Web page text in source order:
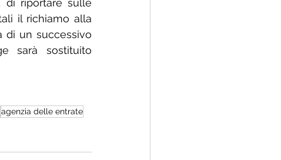
di riportare sulle
il richiamo alla
di un successivo
sarà sostituito
agenzia delle entrate